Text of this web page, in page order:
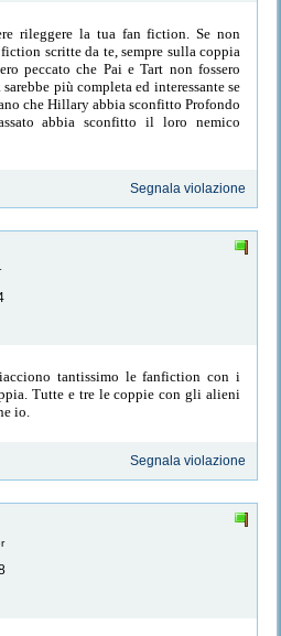
rileggere la tua fan fiction. Se non
scritte da te, sempre sulla coppia
peccato che Pai e Tart non fossero
più completa ed interessante se
che Hillary abbia sconfitto Profondo
abbia sconfitto il loro nemico
Segnala violazione
tantissimo le fanfiction con i
Tutte e tre le coppie con gli alieni
io.
Segnala violazione